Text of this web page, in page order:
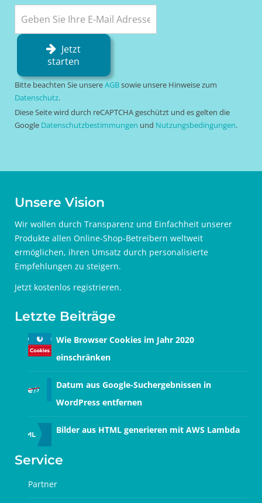
Jetzt
starten
Bitte beachten Sie unsereAGBsowie unsere Hinweise zum
Datenschutz.
Diese Seite wird durch reCAPTCHA geschützt und es gelten die
Google Datenschutzbestimmungen und Nutzungsbedingungen.
Unsere Vision
Wir wollen durch Transparenz und Einfachheit unserer
Produkte allen Online-Shop-Betreibern weltweit
ermöglichen, ihren Umsatz durch personalisierte
Empfehlungen zu steigern.
Jetzt kostenlos registrieren.
Letzte Beiträge
Wie Browser Cookies im Jahr 2020
einschränken
Datum aus Google-Suchergebnissen in
WordPress entfernen
Bilder aus HTML generieren mit AWS Lambda
Service
Partner